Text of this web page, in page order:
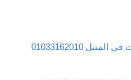
الشركة الالمانية لمكافحة الحشرات في المنيل 01033162010